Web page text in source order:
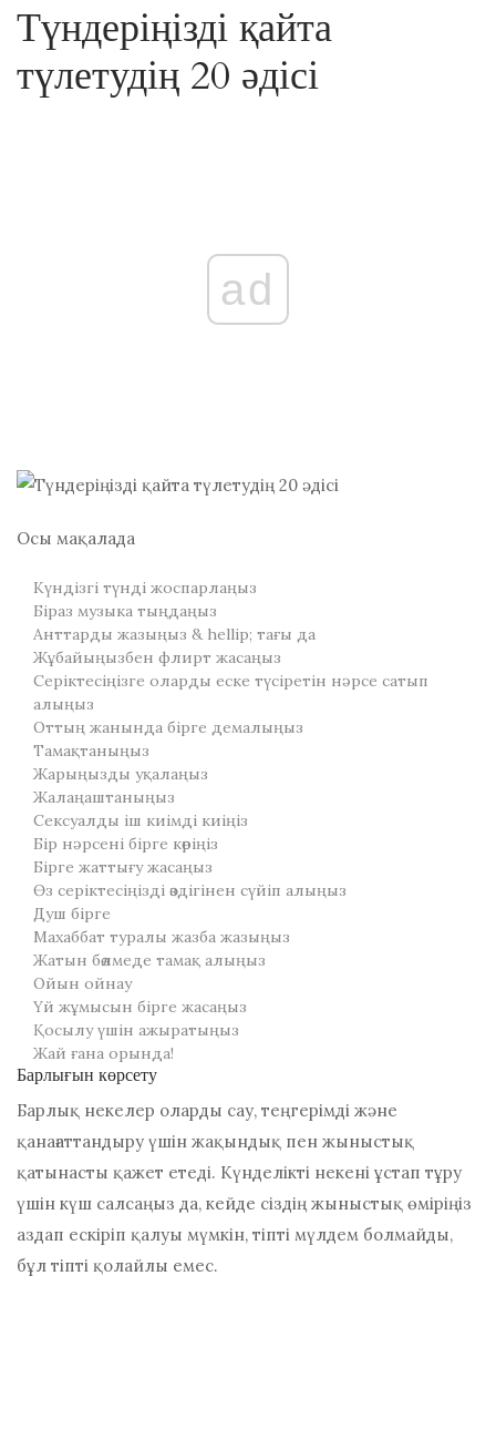
Түндеріңізді қайта
түлетудің 20 әдісі
ad
Осы мақалада
Күндізгі түнді жоспарлаңыз
Біраз музыка тыңдаңыз
Анттарды жазыңыз & hellip; тағы да
Жұбайыңызбен флирт жасаңыз
Серіктесіңізге оларды еске түсіретін нәрсе сатып
алыңыз
Оттың жанында бірге демалыңыз
Тамақтаныңыз
Жарыңызды уқалаңыз
Жалаңаштаныңыз
Сексуалды іш киімді киіңіз
Бір нәрсені бірге көріңіз
Бірге жаттығу жасаңыз
Өз серіктесіңізді өздігінен сүйіп алыңыз
Душ бірге
Махаббат туралы жазба жазыңыз
Жатын бөлмеде тамақ алыңыз
Ойын ойнау
Үй жұмысын бірге жасаңыз
Қосылу үшін ажыратыңыз
Жай ғана орында!
Барлығын көрсету
Барлық некелер оларды сау, теңгерімді және
қанағаттандыру үшін жақындық пен жыныстық
қатынасты қажет етеді. Күнделікті некені ұстап тұру
үшін күш салсаңыз да, кейде сіздің жыныстық өміріңіз
аздап ескіріп қалуы мүмкін, тіпті мүлдем болмайды,
бұл тіпті қолайлы емес.